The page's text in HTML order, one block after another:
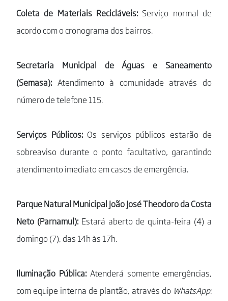
Coleta de Materiais Recicláveis: Serviço normal de
acordo com o cronograma dos bairros.
Secretaria Municipal de Águas e Saneamento
(Semasa): Atendimento à comunidade através do
número de telefone 115.
Serviços Públicos:Os serviços públicos estarão de
sobreaviso durante o ponto facultativo, garantindo
atendimento imediato em casos de emergência.
Parque Natural Municipal João José Theodoro da Costa
Neto (Parnamul):Estará aberto de quinta-feira (4) a
domingo (7), das 14h às 17h.
Iluminação Pública: Atenderá somente emergências,
com equipe interna de plantão, através do WhatsApp: